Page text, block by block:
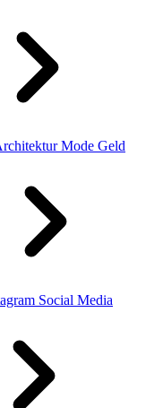
Mode Geld
Social Media